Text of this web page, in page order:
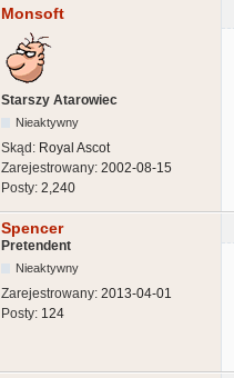
Monsoft
Starszy Atarowiec
Nieaktywny
Skąd: Royal Ascot
Zarejestrowany: 2002-08-15
Posty: 2,240
Spencer
Pretendent
Nieaktywny
Zarejestrowany: 2013-04-01
Posty: 124